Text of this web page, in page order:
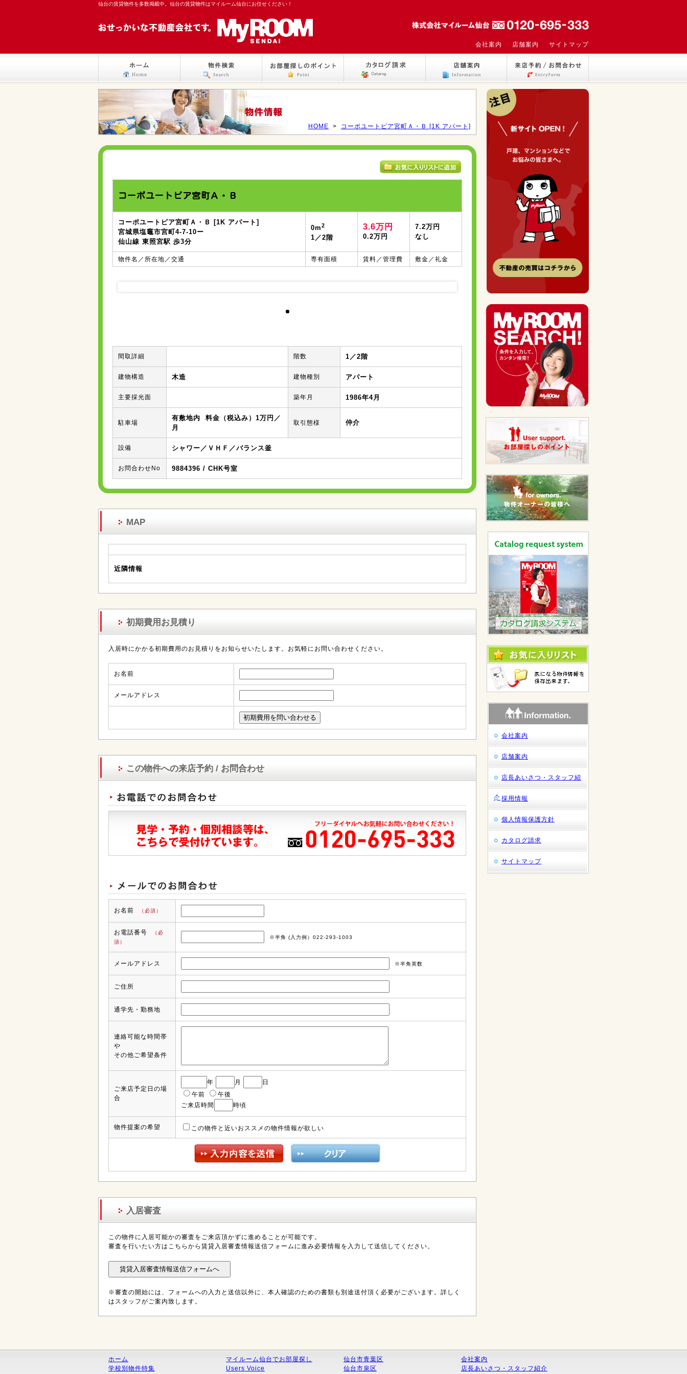
仙台の賃貸物件を多数掲載中。仙台の賃貸物件はマイルーム仙台にお任せください！
会社案内 店舗案内 サイトマップ
HOME > コーポユートピア宮町Ａ・Ｂ [1K アパート]
コーポユートピア宮町Ａ・Ｂ
コーポユートピア宮町Ａ・Ｂ [1K アパート]
宮城県塩竈市宮町4-7-10ー
仙山線 東照宮駅 歩3分
0m2
1／2階
3.6万円
0.2万円
7.2万円
なし
物件名／所在地／交通 専有面積 賃料／管理費 敷金／礼金
間取詳細 階数 1／2階
建物構造 木造 建物種別 アパート
主要採光面 築年月 1986年4月
駐車場
有敷地内 料金（税込み）1万円／
月
取引態様 仲介
設備 シャワー／ＶＨＦ／バランス釜
お問合わせNo 9884396 / CHK号室
MAP
近隣情報
初期費用お見積り
入居時にかかる初期費用のお見積りをお知らせいたします。お気軽にお問い合わせください。
お名前
メールアドレス
この物件への来店予約 / お問合わせ
お名前 （必須）
お電話番号
（必
須）
※半角 (入力例）022-293-1003
メールアドレス ※半角英数
ご住所
通学先・勤務地
連絡可能な時間帯
や
その他ご希望条件
ご来店予定日の場
合
年 月
日
午前
午後
ご来店時間
時頃
物件提案の希望 この物件と近いおススメの物件情報が欲しい
入居審査
この物件に入居可能かの審査をご来店頂かずに進めることが可能です。
審査を行いたい方はこちらから賃貸入居審査情報送信フォームに進み必要情報を入力して送信してください。
※審査の開始には、フォームへの入力と送信以外に、本人確認のための書類も別途送付頂く必要がございます。詳しく
はスタッフがご案内致します。
会社案内
店舗案内
店長あいさつ・スタッフ紹
介 採用情報
個人情報保護方針
カタログ請求
サイトマップ
ホーム
学校別物件特集
マイルーム仙台でお部屋探し
Users Voice
仙台市青葉区
仙台市泉区
会社案内
店長あいさつ・スタッフ紹介